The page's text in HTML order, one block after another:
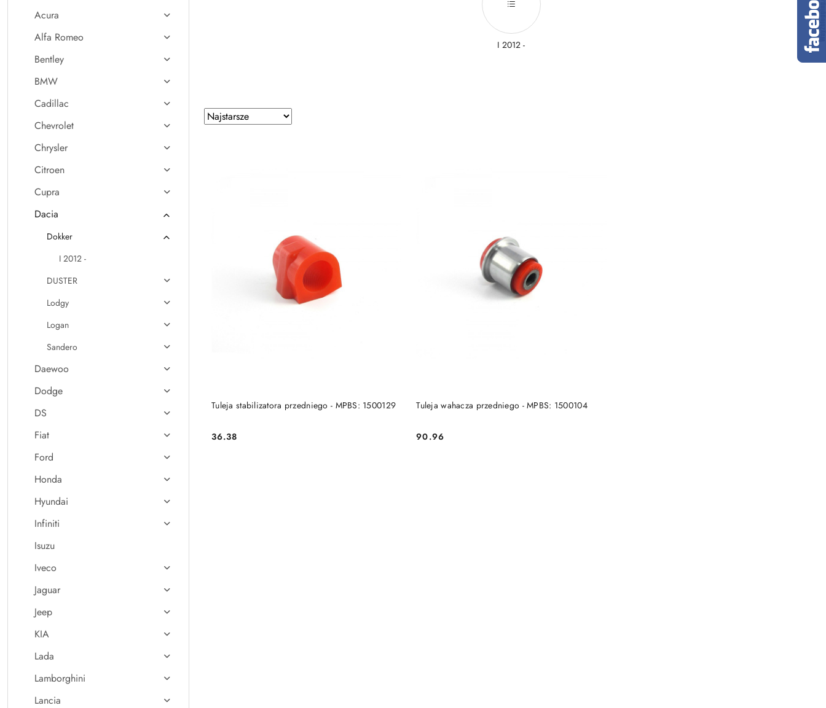
Acura
Alfa Romeo
Bentley
BMW
Cadillac
Chevrolet
Chrysler
Citroen
Cupra
Dacia
Dokker
I 2012 -
DUSTER
Lodgy
Logan
Sandero
Daewoo
Dodge
DS
Fiat
Ford
Honda
Hyundai
Infiniti
Isuzu
Iveco
Jaguar
Jeep
KIA
Lada
Lamborghini
Lancia
I 2012 -
Zastosowano
sortowanie:
Sortuj
według
Tuleja stabilizatora przedniego - MPBS: 1500129
Cena:
36.38
DO KOSZYKA Tuleja wahacza przedniego - MPBS: 1500104
Cena:
90.96
DO KOSZYKA